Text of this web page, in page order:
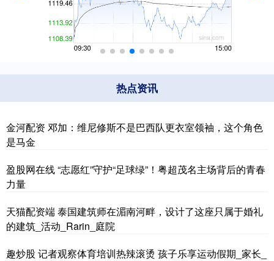
热点资讯
金河配资 邓加：维尼修斯不是巴西队更衣室领袖，这个角色
是马金
盈股网在线 “志愿红”守护“足球绿”！粤超茂名主场背后的青春
力量
天猫配资端 泰国建筑师在湄南河畔，设计了这座只属于婚礼
的建筑_活动_Rarin_庭院
趣炒股 记者观察体育培训热辣滚烫 孩子乐享运动假期_家长_